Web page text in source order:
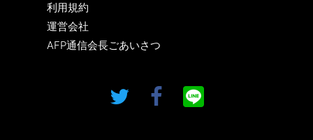
利用規約
運営会社
AFP通信会長ごあいさつ